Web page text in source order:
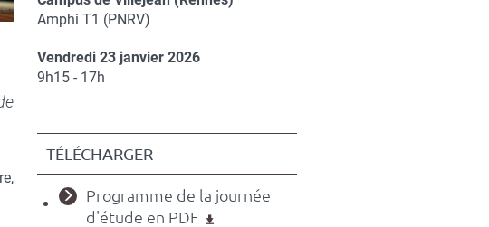
Compléments
lieu
Amphi T1 (PNRV)
Vendredi 23 janvier 2026
Complément
9h15 - 17h
TÉLÉCHARGER
Programme de la journée
d'étude en PDF